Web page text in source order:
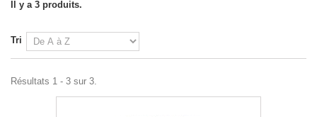
Il y a 3 produits.
Tri
Résultats 1 - 3 sur 3.